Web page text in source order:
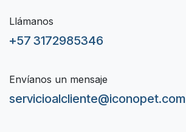
Llámanos
+57 3172985346
Envíanos un mensaje
servicioalcliente@iconopet.com